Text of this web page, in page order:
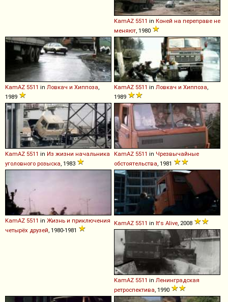
KamAZ 5511 in Коней на переправе не
меняют , 1980
KamAZ 5511 in Ловкач и Хиппоза,
1989
KamAZ 5511 in Ловкач и Хиппоза,
1989
KamAZ 5511 in Из жизни начальника
уголовного розыска, 1983
KamAZ 5511 in Чрезвычайные
обстоятельства, 1981
KamAZ 5511 in Жизнь и приключения
четырёх друзей, 1980-1981
KamAZ 5511 in It's Alive, 2008
KamAZ 5511 in Ленинградская
ретроспектива, 1990